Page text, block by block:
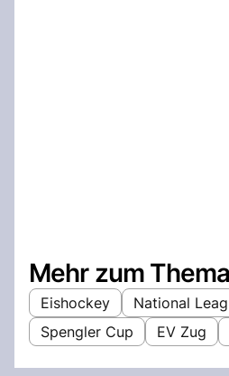
Mehr zum
Eishockey
National
Spengler Cup
EV Zug